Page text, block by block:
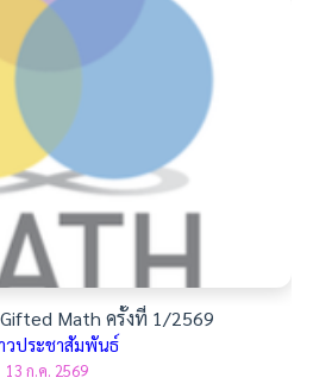
Math ครั้งที่ 1/2569
วประชาสัมพันธ์
13 ก.ค. 2569